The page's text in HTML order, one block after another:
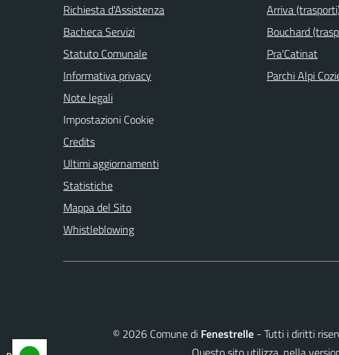
Richiesta d'Assistenza
Bacheca Servizi
Statuto Comunale
Informativa privacy
Note legali
Impostazioni Cookie
Credits
Ultimi aggiornamenti
Statistiche
Mappa del Sito
Whistleblowing
Arriva
Bouchard
Pra'Catinat
Parchi Alpi
© 2026Comune di Fenestrelle- Tutti i diritti